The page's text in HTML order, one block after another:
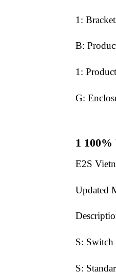
1:
B:
1:
G:
1
E2S
Updated
S: Switch
S: